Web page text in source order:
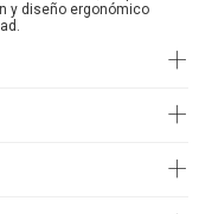
y diseño ergonómico